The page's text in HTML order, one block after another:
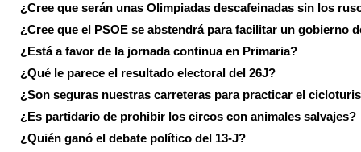
¿Cree que serán unas Olimpiadas descafeinadas sin los
¿Cree que el PSOE se abstendrá para facilitar un gobierno
¿Está a favor de la jornada continua en Primaria?
¿Qué le parece el resultado electoral del 26J?
¿Son seguras nuestras carreteras para practicar el
¿Es partidario de prohibir los circos con animales salvajes?
¿Quién ganó el debate político del 13-J?